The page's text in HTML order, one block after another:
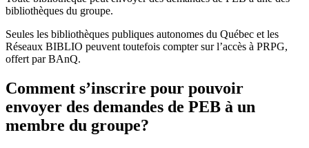
bibliothèques du groupe.
Seules les bibliothèques publiques autonomes du Québec et les
Réseaux BIBLIO peuvent toutefois compter sur l’accès à PRPG,
offert par BAnQ.
Comment s’inscrire pour pouvoir
envoyer des demandes de PEB à un
membre du groupe?